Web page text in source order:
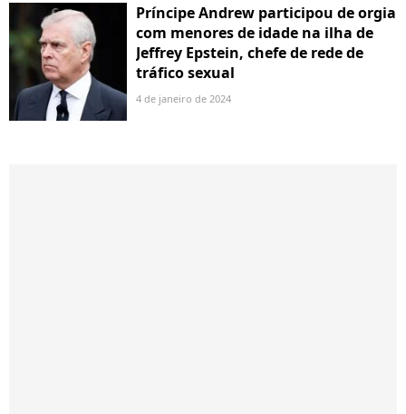
Príncipe Andrew participou de orgia
com menores de idade na ilha de
Jeffrey Epstein, chefe de rede de
tráfico sexual
4 de janeiro de 2024